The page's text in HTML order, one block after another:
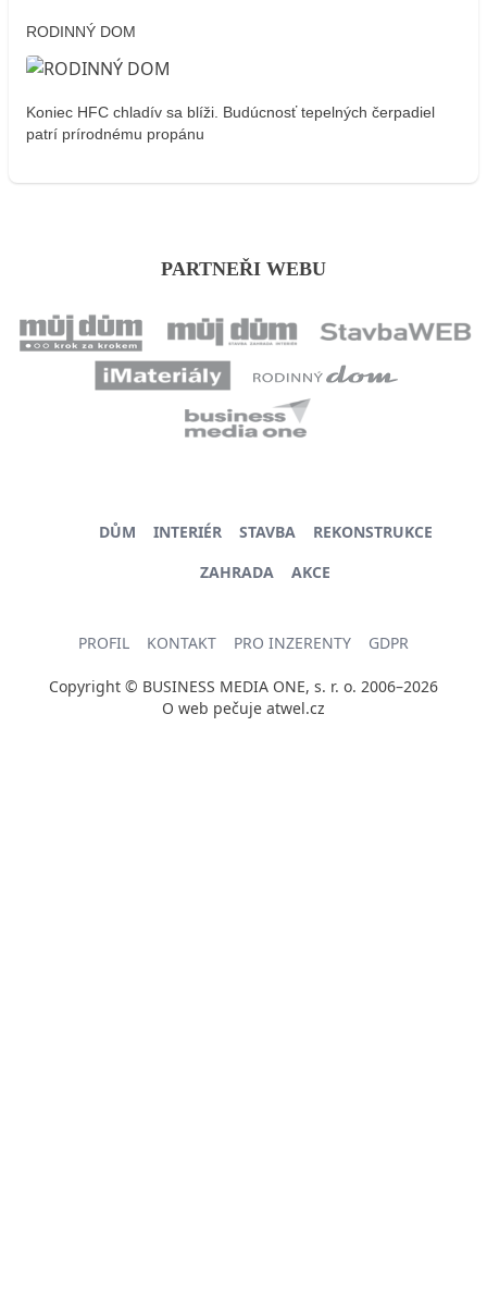
RODINNÝ DOM
Koniec HFC chladív sa blíži. Budúcnosť tepelných čerpadiel
patrí prírodnému propánu
PARTNEŘI WEBU
DŮM INTERIÉR STAVBA
REKONSTRUKCE
ZAHRADA
AKCE
PROFIL KONTAKT PRO INZERENTY GDPR
Copyright © BUSINESS MEDIA ONE, s. r. o. 2006–2026